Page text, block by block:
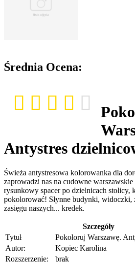
Średnia Ocena:
Antystres
Świeża antystresowa kolorowanka dla
zaprowadzi nas na cudowne
rysunkowy spacer po dzielnicach stolicy,
pokolorować! Słynne budynki,
zasięgu naszych... kredek.
Szczegóły
Tytuł
Pokoloruj Warszawę.
Autor:
Kopiec Karolina
Rozszerzenie:
brak